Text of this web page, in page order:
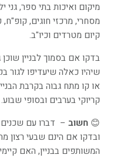
מיקום ואיכות בתי ספר, גני
מסחרי, מרכזי חוגים,
קיום מטרדים וכיו"ב.
בדקו אם בסמוך לבניין
שיהיו כאלה שיעדיפו לגור
או קו מתח גבוה בקרבת
קריוקי בערבים ובסופי שבוע.
😊 חשוב – דברו עם שכנים
ובדקו אם הינם שבעי רצון
המשותפים בבניין, האם